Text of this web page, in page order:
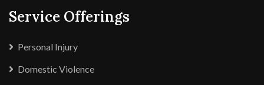
Service Offerings
Personal Injury
Domestic Violence